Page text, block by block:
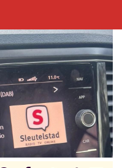
Volgend uur